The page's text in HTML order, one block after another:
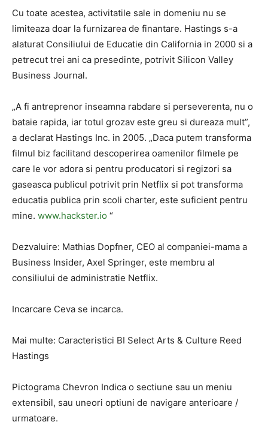
Cu toate acestea, activitatile sale in domeniu nu se
limiteaza doar la furnizarea de finantare. Hastings s-a
alaturat Consiliului de Educatie din California in 2000 si a
petrecut trei ani ca presedinte, potrivit Silicon Valley
Business Journal.
„A fi antreprenor inseamna rabdare si perseverenta, nu o
bataie rapida, iar totul grozav este greu si dureaza mult”,
a declarat Hastings Inc. in 2005. „Daca putem transforma
filmul biz facilitand descoperirea oamenilor filmele pe
care le vor adora si pentru producatori si regizori sa
gaseasca publicul potrivit prin Netflix si pot transforma
educatia publica prin scoli charter, este suficient pentru
mine. www.hackster.io “
Dezvaluire: Mathias Dopfner, CEO al companiei-mama a
Business Insider, Axel Springer, este membru al
consiliului de administratie Netflix.
Incarcare Ceva se incarca.
Mai multe: Caracteristici BI Select Arts & Culture Reed
Hastings
Pictograma Chevron Indica o sectiune sau un meniu
extensibil, sau uneori optiuni de navigare anterioare /
urmatoare.